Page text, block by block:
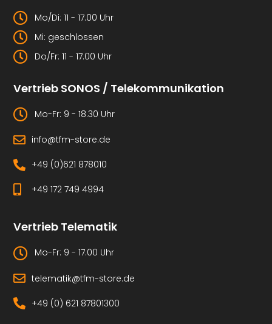
Mo/Di: 11 - 17.00 Uhr
Mi: geschlossen
Do/Fr: 11 - 17.00 Uhr
Vertrieb SONOS / Telekommunikation
Mo-Fr: 9 - 18.30 Uhr
info@tfm-store.de
+49 (0)621 878010
+49 172 749 4994
Vertrieb Telematik
Mo-Fr: 9 - 17.00 Uhr
telematik@tfm-store.de
+49 (0) 621 87801300